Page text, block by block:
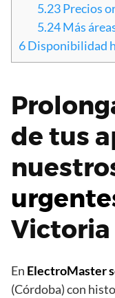
5.23Precios
5.24Más
6Disponibilidad
de tus
Victoria
En ElectroMaster
(Córdoba) con